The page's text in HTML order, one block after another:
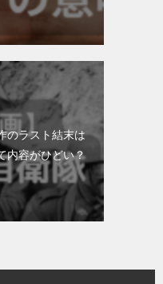
のラスト結末は
内容がひどい？